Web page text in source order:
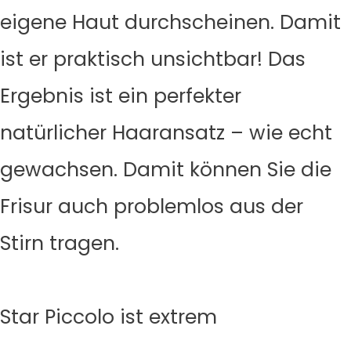
eigene Haut durchscheinen. Damit
ist er praktisch unsichtbar! Das
Ergebnis ist ein perfekter
natürlicher Haaransatz – wie echt
gewachsen. Damit können Sie die
Frisur auch problemlos aus der
Stirn tragen.
Star Piccolo ist extrem